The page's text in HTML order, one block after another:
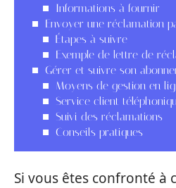
Informations à fournir
Envoyer une réclamation
Étapes à suivre
Exemple de lettre de
Gérer et suivre son
Moyens de gestion en
Service client
Suivi des réclamations
Conseils pratiques
Si vous êtes confronté à